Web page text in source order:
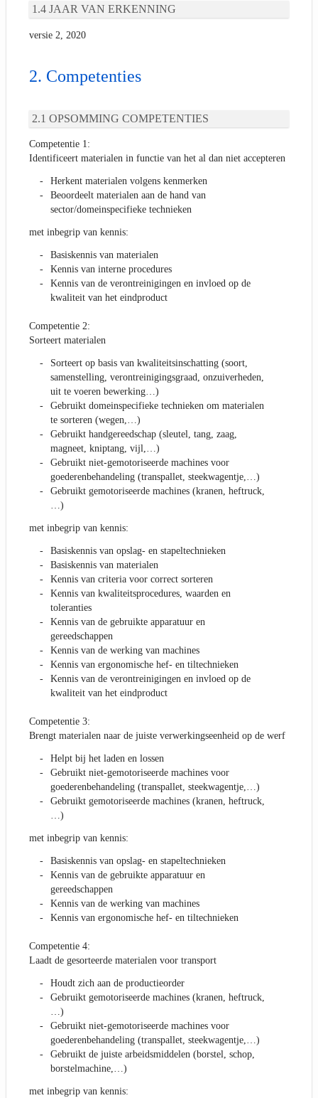
JAAR VAN ERKENNING
versie 2, 2020
Competenties
OPSOMMING COMPETENTIES
Competentie 1:
Identificeert materialen in functie van het al dan niet accepteren
Herkent materialen volgens kenmerken
Beoordeelt materialen aan de hand van
sector/domeinspecifieke technieken
met inbegrip van kennis:
Basiskennis van materialen
Kennis van interne procedures
Kennis van de verontreinigingen en invloed op de
kwaliteit van het eindproduct
Competentie 2:
Sorteert materialen
Sorteert op basis van kwaliteitsinschatting (soort,
samenstelling, verontreinigingsgraad, onzuiverheden,
uit te voeren bewerking…)
Gebruikt domeinspecifieke technieken om materialen
te sorteren (wegen,…)
Gebruikt handgereedschap (sleutel, tang, zaag,
magneet, kniptang, vijl,…)
Gebruikt niet-gemotoriseerde machines voor
goederenbehandeling (transpallet, steekwagentje,…)
Gebruikt gemotoriseerde machines (kranen, heftruck,
…)
met inbegrip van kennis:
Basiskennis van opslag- en stapeltechnieken
Basiskennis van materialen
Kennis van criteria voor correct sorteren
Kennis van kwaliteitsprocedures, waarden en
toleranties
Kennis van de gebruikte apparatuur en
gereedschappen
Kennis van de werking van machines
Kennis van ergonomische hef- en tiltechnieken
Kennis van de verontreinigingen en invloed op de
kwaliteit van het eindproduct
Competentie 3:
Brengt materialen naar de juiste verwerkingseenheid op de werf
Helpt bij het laden en lossen
Gebruikt niet-gemotoriseerde machines voor
goederenbehandeling (transpallet, steekwagentje,…)
Gebruikt gemotoriseerde machines (kranen, heftruck,
…)
met inbegrip van kennis:
Basiskennis van opslag- en stapeltechnieken
Kennis van de gebruikte apparatuur en
gereedschappen
Kennis van de werking van machines
Kennis van ergonomische hef- en tiltechnieken
Competentie 4:
Laadt de gesorteerde materialen voor transport
Houdt zich aan de productieorder
Gebruikt gemotoriseerde machines (kranen, heftruck,
…)
Gebruikt niet-gemotoriseerde machines voor
goederenbehandeling (transpallet, steekwagentje,…)
Gebruikt de juiste arbeidsmiddelen (borstel, schop,
borstelmachine,…)
met inbegrip van kennis: